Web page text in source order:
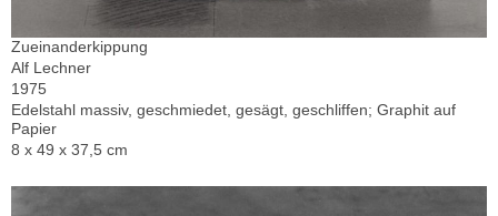
Zueinanderkippung
Alf Lechner
1975
Edelstahl massiv, geschmiedet, gesägt, geschliffen; Graphit auf
Papier
8 x 49 x 37,5 cm